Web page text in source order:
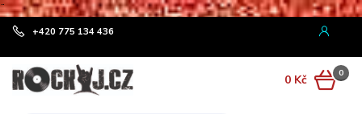
¨
+420 775 134 436
0
0 Kč